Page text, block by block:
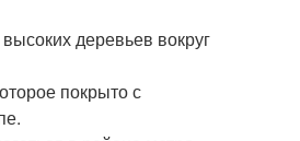
деревьев вокруг
покрыто с